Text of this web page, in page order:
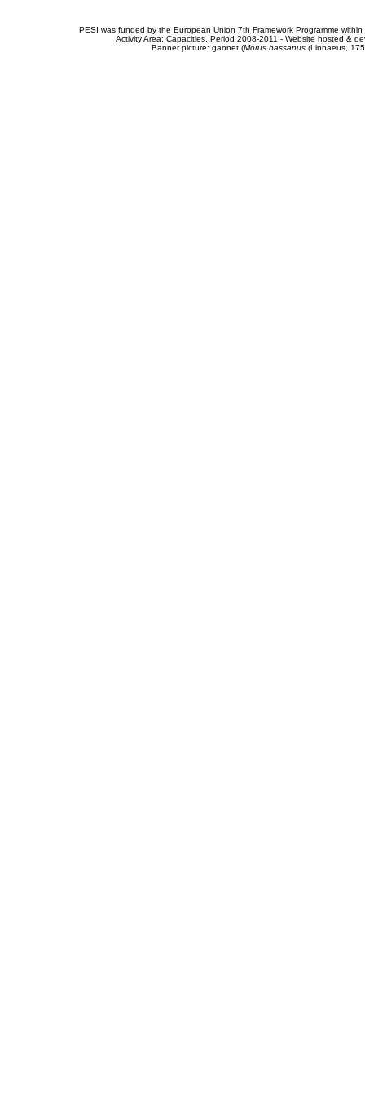
PESI was funded by the European Union 7th Framework Programme
Activity Area: Capacities. Period 2008-2011 - Website hosted &
Banner picture: gannet (Morus bassanus(Linnaeus,